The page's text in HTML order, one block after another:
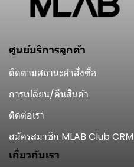
ศูนย์บริการลูกค้า
ติดตามสถานะคำสั่งซื้อ
การเปลี่ยน/คืนสินค้า
ติดต่อเรา
สมัครสมาชิก MLAB Club CRM
เกี่ยวกับเรา